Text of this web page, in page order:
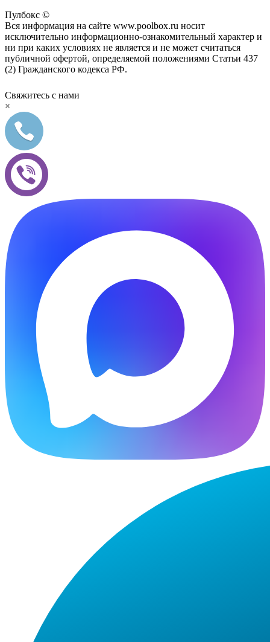
Пулбокс ©
Вся информация на сайте www.poolbox.ru носит
исключительно информационно-ознакомительный характер и
ни при каких условиях не является и не может считаться
публичной офертой, определяемой положениями Статьи 437
(2) Гражданского кодекса РФ.
Свяжитесь с нами
×